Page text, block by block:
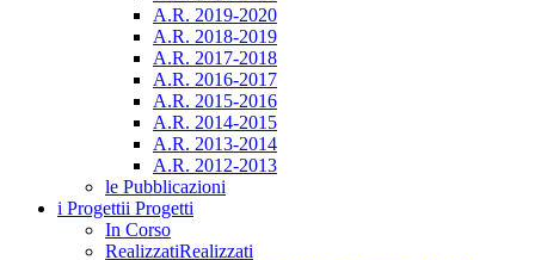
A.R. 2019-2020
A.R. 2018-2019
A.R. 2017-2018
A.R. 2016-2017
A.R. 2015-2016
A.R. 2014-2015
A.R. 2013-2014
A.R. 2012-2013
le Pubblicazioni
i Progettii Progetti
In Corso
RealizzatiRealizzati